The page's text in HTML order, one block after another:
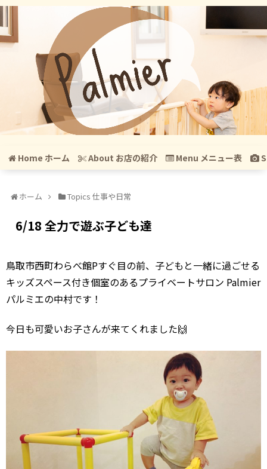
Home ホーム About お店の紹介 Menu メニュー表
ホーム Topics 仕事や日常
6/18 全力で遊ぶ子ども達
鳥取市西町わらべ館Pすぐ目の前、子どもと一緒に過ごせる
キッズスペース付き個室のあるプライベートサロン Palmier
パルミエの中村です！
今日も可愛いお子さんが来てくれました🙌